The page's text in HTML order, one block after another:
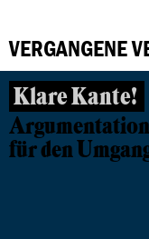
VERGANGENE
Klare Kante!
für den